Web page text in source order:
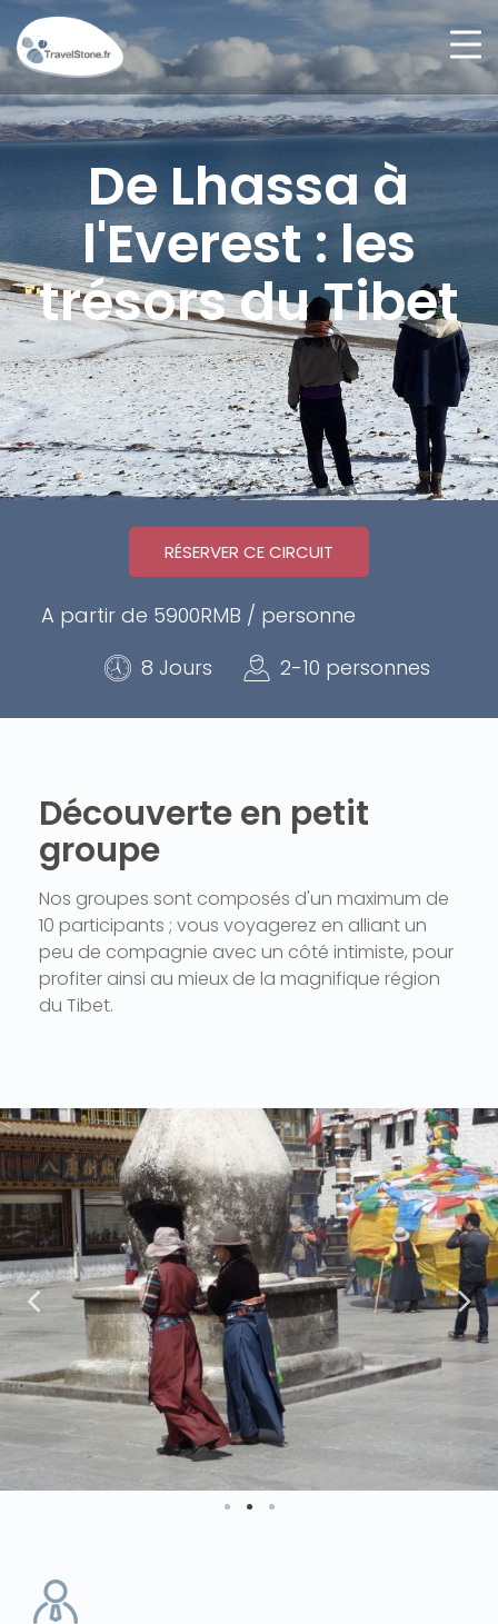
De Lhassa à
l'Everest : les
trésors du Tibet
RÉSERVER CE CIRCUIT
A partir de 5900RMB / personne
8 Jours
2-10 personnes
Découverte en petit
groupe
Nos groupes sont composés d'un maximum de
10 participants ; vous voyagerez en alliant un
peu de compagnie avec un côté intimiste, pour
profiter ainsi au mieux de la magnifique région
du Tibet.